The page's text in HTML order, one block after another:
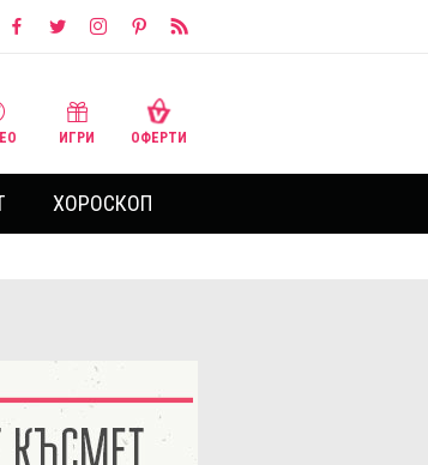
ИГРИ ОФЕРТИ
ХОРОСКОП